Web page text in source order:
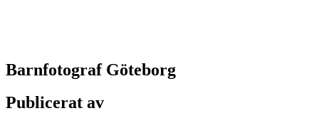
Barnfotograf Göteborg
Publicerat av